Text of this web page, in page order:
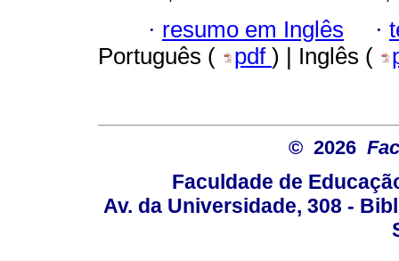
· resumo em Inglês ·
Português (
pdf ) | Inglês (
© 2026
Faculdade de
Av. da Universidade, 308 -